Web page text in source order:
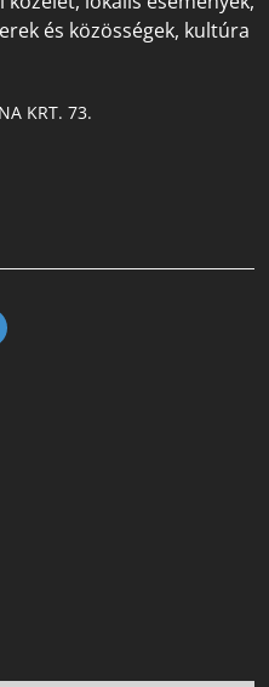
és közösségek, kultúra
KRT. 73.